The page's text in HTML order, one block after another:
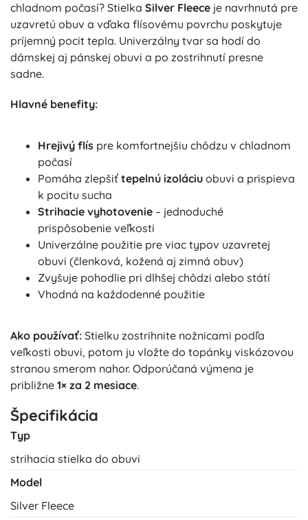
chladnom počasí? Stielka Silver Fleece je navrhnutá pre
uzavretú obuv a vďaka flísovému povrchu poskytuje
príjemný pocit tepla. Univerzálny tvar sa hodí do
dámskej aj pánskej obuvi a po zostrihnutí presne
sadne.
Hlavné benefity:
Hrejivý flís pre komfortnejšiu chôdzu v chladnom
počasí
Pomáha zlepšiť tepelnú izoláciu obuvi a prispieva
k pocitu sucha
Strihacie vyhotovenie – jednoduché
prispôsobenie veľkosti
Univerzálne použitie pre viac typov uzavretej
obuvi (členková, kožená aj zimná obuv)
Zvyšuje pohodlie pri dlhšej chôdzi alebo státí
Vhodná na každodenné použitie
Ako používať: Stielku zostrihnite nožnicami podľa
veľkosti obuvi, potom ju vložte do topánky viskózovou
stranou smerom nahor. Odporúčaná výmena je
približne 1× za 2 mesiace.
Špecifikácia
Typ
strihacia stielka do obuvi
Model
Silver Fleece